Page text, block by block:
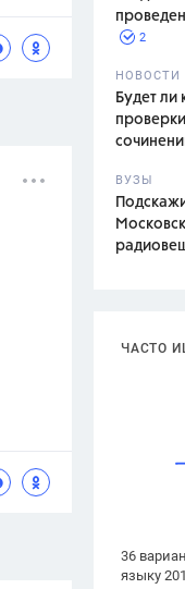
2
НОВОСТИ
Будет ли
ВУЗЫ
ЧАСТО
36
языку